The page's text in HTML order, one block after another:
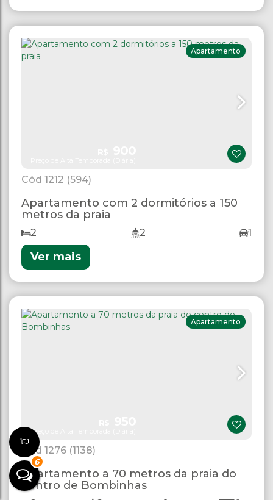
6
1212 (594)
Apartamento
Apartamento com 2 dormitórios a 150
metros da praia
2 2 1
Ver mais
1276 (1138)
Apartamento
Preço de Alta Temporada (Diária)
Apartamento a 70 metros da praia do
centro de Bombinhas